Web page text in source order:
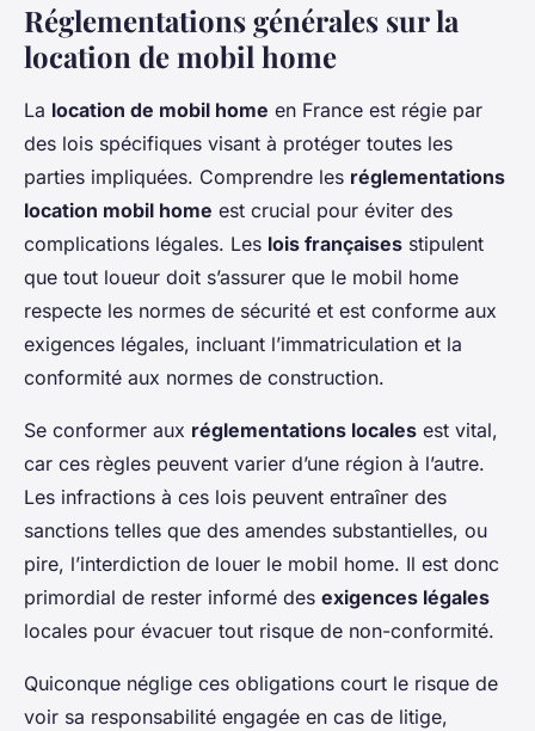
Réglementations générales sur la
location de mobil home
La location de mobil home en France est régie par
des lois spécifiques visant à protéger toutes les
parties impliquées. Comprendre les réglementations
location mobil home est crucial pour éviter des
complications légales. Les lois françaises stipulent
que tout loueur doit s’assurer que le mobil home
respecte les normes de sécurité et est conforme aux
exigences légales, incluant l’immatriculation et la
conformité aux normes de construction.
Se conformer aux réglementations locales est vital,
car ces règles peuvent varier d’une région à l’autre.
Les infractions à ces lois peuvent entraîner des
sanctions telles que des amendes substantielles, ou
pire, l’interdiction de louer le mobil home. Il est donc
primordial de rester informé des exigences légales
locales pour évacuer tout risque de non-conformité.
Quiconque néglige ces obligations court le risque de
voir sa responsabilité engagée en cas de litige,